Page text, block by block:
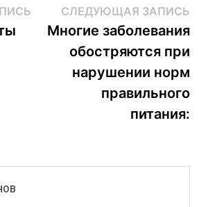
Предыдущая
запись:
СЛЕДУЮЩАЯ ЗАПИСЬ
Многие заболевания
обостряются при
нарушении норм
правильного
питания: